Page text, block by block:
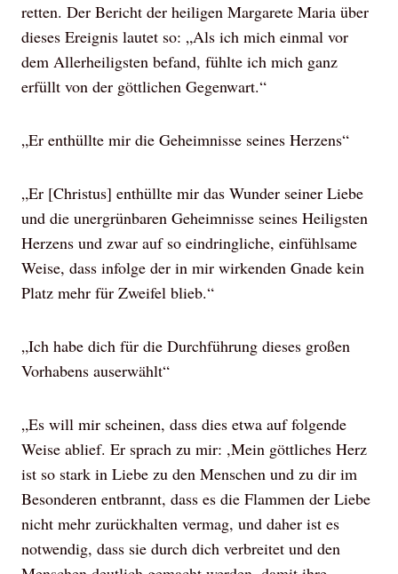
retten. Der Bericht der heiligen Margarete Maria über
dieses Ereignis lautet so: „Als ich mich einmal vor
dem Allerheiligsten befand, fühlte ich mich ganz
erfüllt von der göttlichen Gegenwart.“
„Er enthüllte mir die Geheimnisse seines Herzens“
„Er [Christus] enthüllte mir das Wunder seiner Liebe
und die unergrünbaren Geheimnisse seines Heiligsten
Herzens und zwar auf so eindringliche, einfühlsame
Weise, dass infolge der in mir wirkenden Gnade kein
Platz mehr für Zweifel blieb.“
„Ich habe dich für die Durchführung dieses großen
Vorhabens auserwählt“
„Es will mir scheinen, dass dies etwa auf folgende
Weise ablief. Er sprach zu mir: ,Mein göttliches Herz
ist so stark in Liebe zu den Menschen und zu dir im
Besonderen entbrannt, dass es die Flammen der Liebe
nicht mehr zurückhalten vermag, und daher ist es
notwendig, dass sie durch dich verbreitet und den